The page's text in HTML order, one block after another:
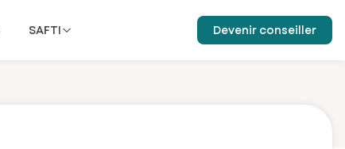
SAFTI Devenir conseiller